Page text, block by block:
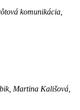
komunikácia,
Martina Kališová,